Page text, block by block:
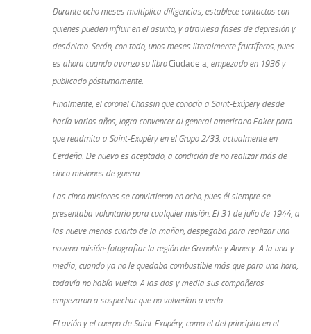
Durante ocho meses multiplica diligencias, establece contactos con
quienes pueden influir en el asunto, y atraviesa fases de depresión y
desánimo. Serán, con todo, unos meses literalmente fructíferos, pues
es ahora cuando avanzo su libroCiudadela , empezado en 1936 y
publicado póstumamente.
Finalmente, el coronel Chassin que conocía a Saint-Exúpery desde
hacía varios años, logra convencer al general americano Eaker para
que readmita a Saint-Exupéry en el Grupo 2/33, actualmente en
Cerdeña. De nuevo es aceptado, a condición de no realizar más de
cinco misiones de guerra.
Las cinco misiones se convirtieron en ocho, pues él siempre se
presentaba voluntario para cualquier misión. El 31 de julio de 1944, a
las nueve menos cuarto de la mañan, despegaba para realizar una
novena misión: fotografiar la región de Grenoble y Annecy. A la una y
media, cuando ya no le quedaba combustible más que para una hora,
todavía no había vuelto. A las dos y media sus compañeros
empezaron a sospechar que no volverían a verlo.
El avión y el cuerpo de Saint-Exupéry, como el del principito en el